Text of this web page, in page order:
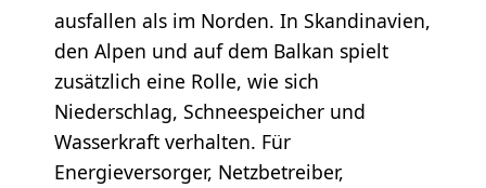
ausfallen als im Norden. In Skandinavien,
den Alpen und auf dem Balkan spielt
zusätzlich eine Rolle, wie sich
Niederschlag, Schneespeicher und
Wasserkraft verhalten. Für
Energieversorger, Netzbetreiber,